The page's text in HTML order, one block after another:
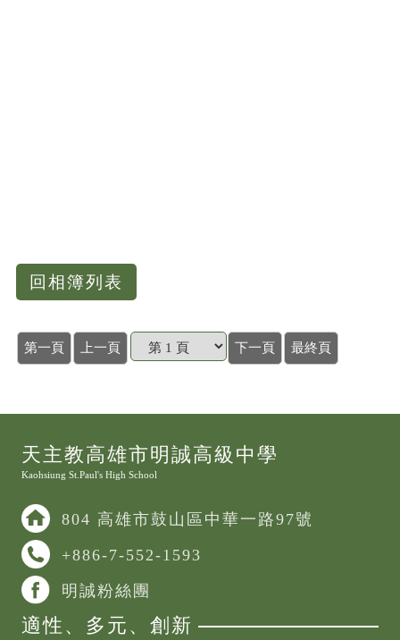
回相簿列表
第一頁 上一頁 下一頁 最終頁
天主教高雄市明誠高級中學
Kaohsiung St.Paul's High School
804 高雄市鼓山區中華一路97號
+886-7-552-1593
明誠粉絲團
適性、多元、創新